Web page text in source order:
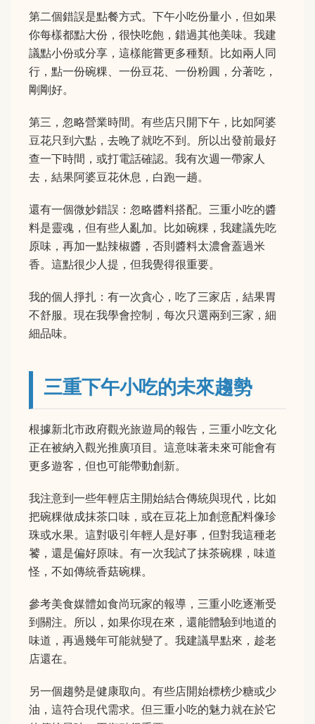
第二個錯誤是點餐方式。下午小吃份量小，但如果
你每樣都點大份，很快吃飽，錯過其他美味。我建
議點小份或分享，這樣能嘗更多種類。比如兩人同
行，點一份碗粿、一份豆花、一份粉圓，分著吃，
剛剛好。
第三，忽略營業時間。有些店只開下午，比如阿婆
豆花只到六點，去晚了就吃不到。所以出發前最好
查一下時間，或打電話確認。我有次週一帶家人
去，結果阿婆豆花休息，白跑一趟。
還有一個微妙錯誤：忽略醬料搭配。三重小吃的醬
料是靈魂，但有些人亂加。比如碗粿，我建議先吃
原味，再加一點辣椒醬，否則醬料太濃會蓋過米
香。這點很少人提，但我覺得很重要。
我的個人掙扎：有一次貪心，吃了三家店，結果胃
不舒服。現在我學會控制，每次只選兩到三家，細
細品味。
三重下午小吃的未來趨勢
根據新北市政府觀光旅遊局的報告，三重小吃文化
正在被納入觀光推廣項目。這意味著未來可能會有
更多遊客，但也可能帶動創新。
我注意到一些年輕店主開始結合傳統與現代，比如
把碗粿做成抹茶口味，或在豆花上加創意配料像珍
珠或水果。這對吸引年輕人是好事，但對我這種老
饕，還是偏好原味。有一次我試了抹茶碗粿，味道
怪，不如傳統香菇碗粿。
參考美食媒體如食尚玩家的報導，三重小吃逐漸受
到關注。所以，如果你現在來，還能體驗到地道的
味道，再過幾年可能就變了。我建議早點來，趁老
店還在。
另一個趨勢是健康取向。有些店開始標榜少糖或少
油，這符合現代需求。但三重小吃的魅力就在於它